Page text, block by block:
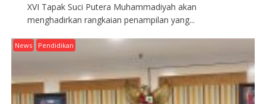
XVI Tapak Suci Putera Muhammadiyah akan
menghadirkan rangkaian penampilan yang...
News Pendidikan